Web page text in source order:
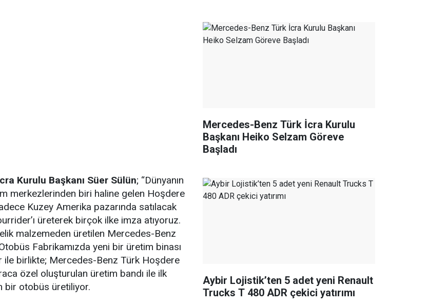
Kurulu Başkanı Süer Sülün; “Dünyanın
merkezlerinden biri haline gelen Hoşdere
Kuzey Amerika pazarında satılacak
üreterek birçok ilke imza atıyoruz.
malzemeden üretilen Mercedes-Benz
Fabrikamızda yeni bir üretim binası
ile birlikte; Mercedes-Benz Türk Hoşdere
özel oluşturulan üretim bandı ile ilk
bir otobüs üretiliyor.
Mercedes-Benz Türk İcra Kurulu
Başkanı Heiko Selzam Göreve
Başladı
Aybir Lojistik’ten 5 adet yeni Renault
Trucks T 480 ADR çekici yatırımı